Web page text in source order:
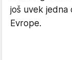
još uvek jedna
Evrope.